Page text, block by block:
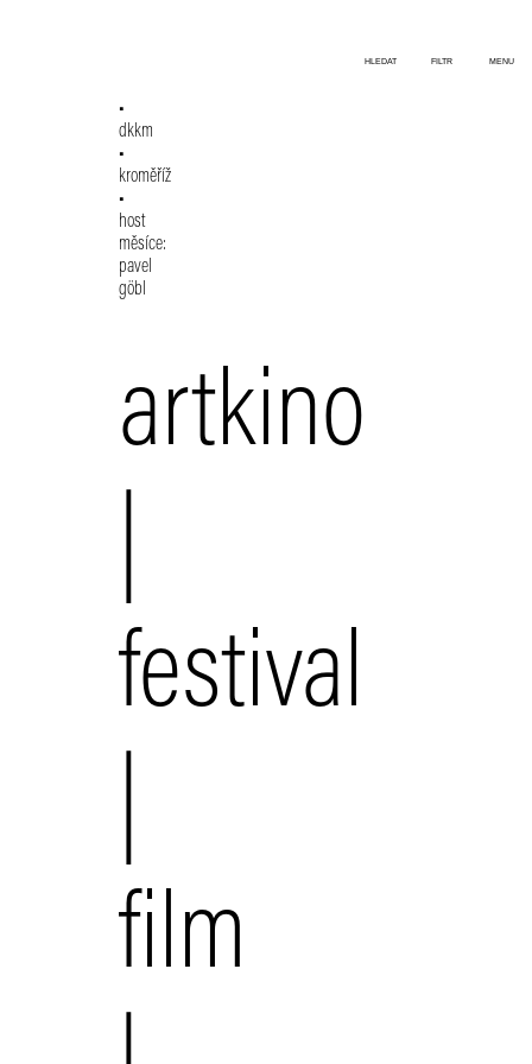
dkkm
kroměříž
host
měsíce:
pavel
göbl
artkino
festival
film
HLEDAT FILTR MENU